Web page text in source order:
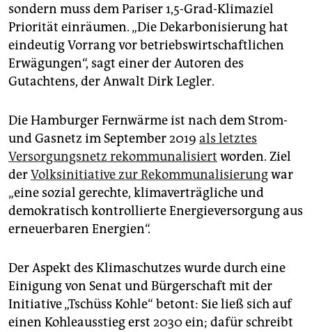
sondern muss dem Pariser 1,5-Grad-Klimaziel
Priorität einräumen. „Die Dekarbonisierung hat
eindeutig Vorrang vor betriebswirtschaftlichen
Erwägungen“, sagt einer der Autoren des
Gutachtens, der Anwalt Dirk Legler.
Die Hamburger Fernwärme ist nach dem Strom-
und Gasnetz im September 2019 als letztes
Versorgungsnetz rekommunalisiert worden. Ziel
derVolksinitiative zur Rekommunalisierungwar
„eine sozial gerechte, klimaverträgliche und
demokratisch kontrollierte Energieversorgung aus
erneuerbaren Energien“.
Der Aspekt des Klimaschutzes wurde durch eine
Einigung von Senat und Bürgerschaft mit der
Initiative „Tschüss Kohle“ betont: Sie ließ sich auf
einen Kohleausstieg erst 2030 ein; dafür schreibt